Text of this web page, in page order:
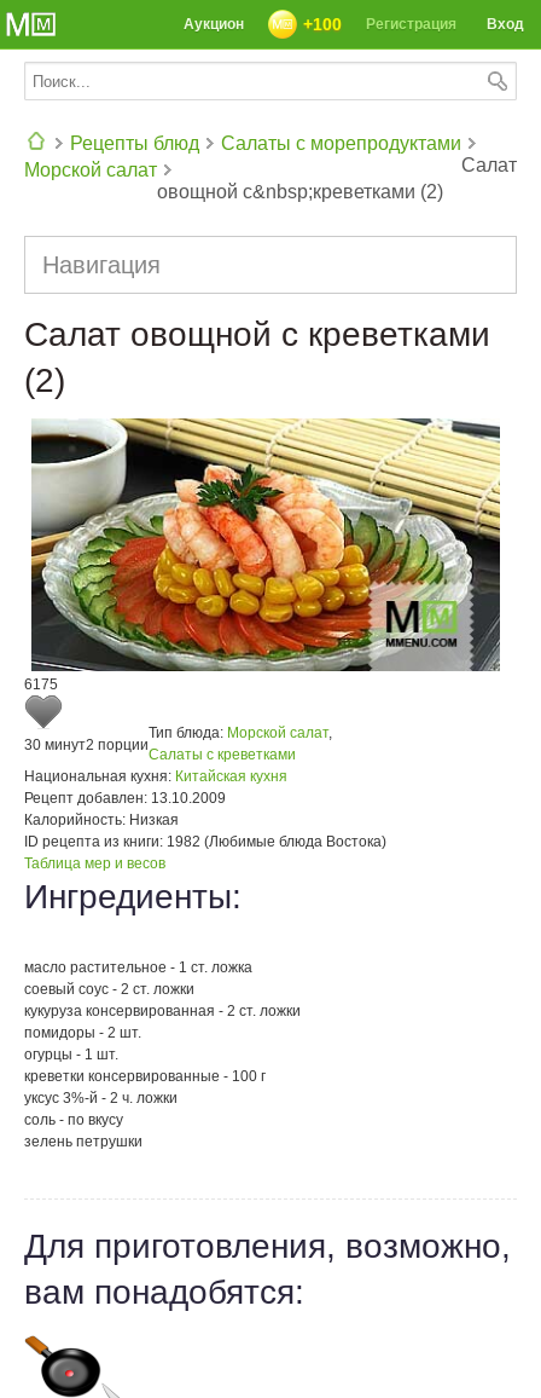
СЕГОДНЯ: 39142 РЕЦЕПТА
Вход
Регистрация
+100
Аукцион
Рецепты блюд
Салаты с морепродуктами
Морской салат
Салат
овощной с&nbsp;креветками (2)
Навигация
Салат овощной с креветками
(2)
6175
30 минут2 порции
Тип блюда: Морской салат,
Салаты с креветками
Национальная кухня: Китайская кухня
Рецепт добавлен: 13.10.2009
Калорийность: Низкая
ID рецепта из книги: 1982 (Любимые блюда Востока)
Таблица мер и весов
Ингредиенты:
масло растительное - 1 ст. ложка
соевый соус - 2 ст. ложки
кукуруза консервированная - 2 ст. ложки
помидоры - 2 шт.
огурцы - 1 шт.
креветки консервированные - 100 г
уксус 3%-й - 2 ч. ложки
соль - по вкусу
зелень петрушки
Для приготовления, возможно,
вам понадобятся: